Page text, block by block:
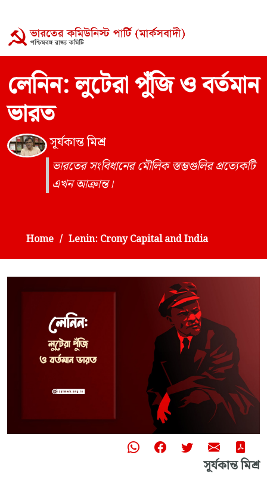
লেনিন: লুটেরা পুঁজি ও বর্তমান
ভারত
সূর্যকান্ত মিশ্র
ভারতের সংবিধানের মৌলিক স্তম্ভগুলির প্রত্যেকটি
এখন আক্রান্ত।
Home Lenin: Crony Capital and India
সূর্যকান্ত মিশ্র